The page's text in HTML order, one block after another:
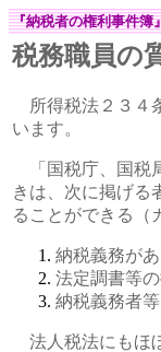
『納税者の権利事件簿
税務職員の
所得税法２３４
います。
「国税庁、国税
きは、次に掲げる
ることができる（
納税義務が
法定調書等
納税義務者
法人税法にもほ